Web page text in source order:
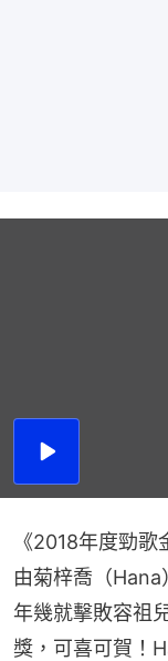
播
《2018年度勁歌
由菊梓喬（
年幾就擊敗容祖
獎，可喜可賀！